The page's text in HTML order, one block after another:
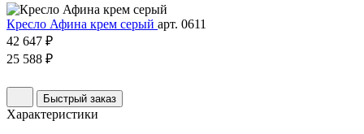
Кресло Афина крем серый арт. 0611
42 647 ₽
25 588 ₽
Быстрый заказ
Характеристики